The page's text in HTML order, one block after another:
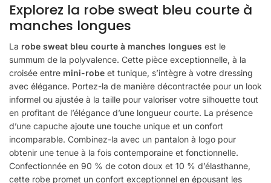
Explorez la robe sweat bleu courte à
manches longues
La robe sweat bleu courte à manches longues est le
summum de la polyvalence. Cette pièce exceptionnelle, à la
croisée entre mini-robe et tunique, s’intègre à votre dressing
avec élégance. Portez-la de manière décontractée pour un look
informel ou ajustée à la taille pour valoriser votre silhouette tout
en profitant de l’élégance d’une longueur courte. La présence
d’une capuche ajoute une touche unique et un confort
incomparable. Combinez-la avec un pantalon à logo pour
obtenir une tenue à la fois contemporaine et fonctionnelle.
Confectionnée en 90 % de coton doux et 10 % d’élasthanne,
cette robe promet un confort exceptionnel en épousant les